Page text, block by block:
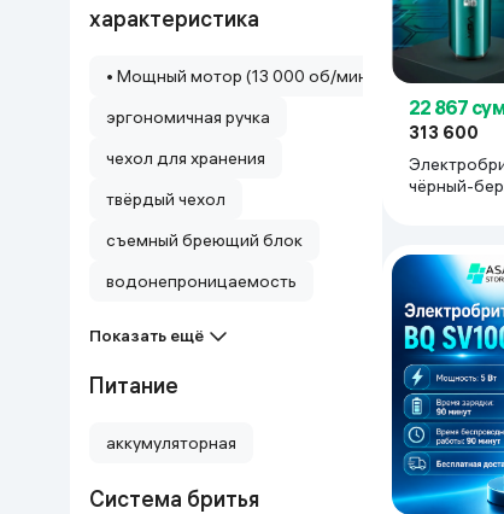
Книги
Одежда и Обувь
характеристика
• Мощный мотор (13 000 об/мин) •
эргономичная ручка
чехол для хранения
твёрдый чехол
съемный бреющий блок
водонепроницаемость
Показать ещё
Питание
аккумуляторная
Система бритья
22 867
313 600
чёрный-